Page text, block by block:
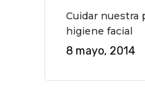
Cuidar nuestra
higiene facial
8 mayo, 2014